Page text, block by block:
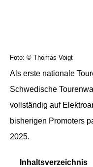
Foto: © Thomas Voigt
Als erste nationale
Schwedische
vollständig auf
bisherigen Promoters
2025.
Inhaltsverzeichnis